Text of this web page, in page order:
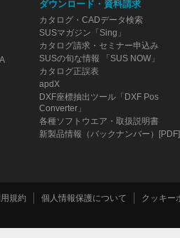
ダウンロード・資料請求
カタログ・CADデータ検索
SUSマガジン「Sing」
カタログ請求・セミナー申込み
SUSの旬な情報 「SUS NOW」
カタログ正誤表
apdX
DXF座標抽出ツール「DXF Pos
Converter」
各種ソフトウエア・取扱説明書
新製品情報（バックナンバー）[PDF]
用規約 個人情報保護について クッキー